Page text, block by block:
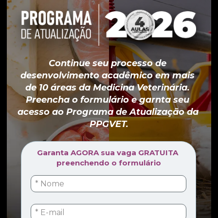
Continue seu processo de
desenvolvimento acadêmico em mais
de 10 áreas da Medicina Veterinária.
Preencha o formulário e garnta seu
acesso ao Programa de Atualização da
PPGVET.
Garanta AGORA sua vaga GRATUITA
preenchendo o formulário